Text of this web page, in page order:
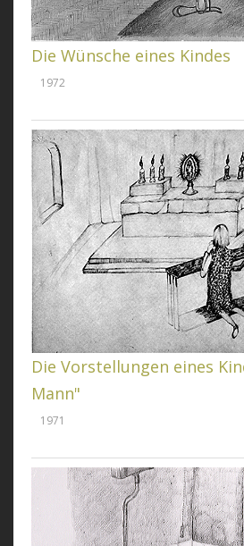
Die Wünsche eines Kindes
1972
Die Vorstellungen eines
Mann"
1971